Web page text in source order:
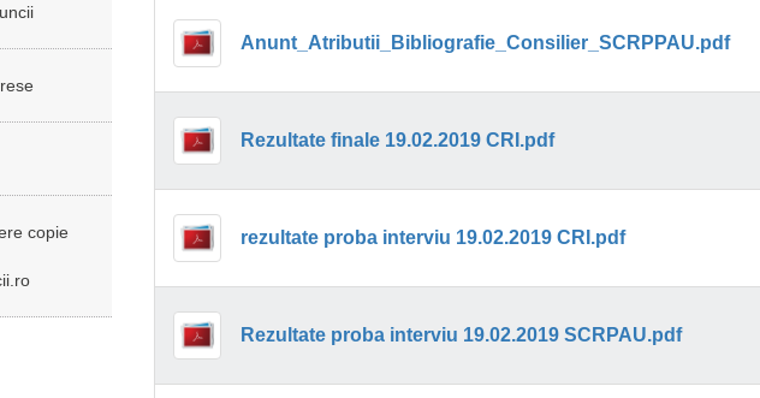
copie
Anunt_Atributii_Bibliografie_Consilier_SCRPPAU.pdf
Rezultate finale 19.02.2019 CRI.pdf
rezultate proba interviu 19.02.2019 CRI.pdf
Rezultate proba interviu 19.02.2019 SCRPAU.pdf